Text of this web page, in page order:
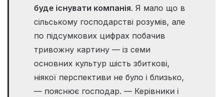
буде існувати компанія. Я мало що в
сільському господарстві розумів, але
по підсумкових цифрах побачив
тривожну картину — із семи
основних культур шість збиткові,
ніякої перспективи не було і близько,
— пояснює господар. — Керівники і